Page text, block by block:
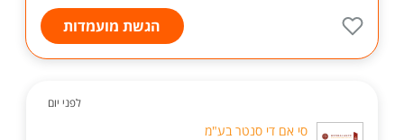
הגשת מועמדות
לפני יום
סי אם די סנטר בע"מ